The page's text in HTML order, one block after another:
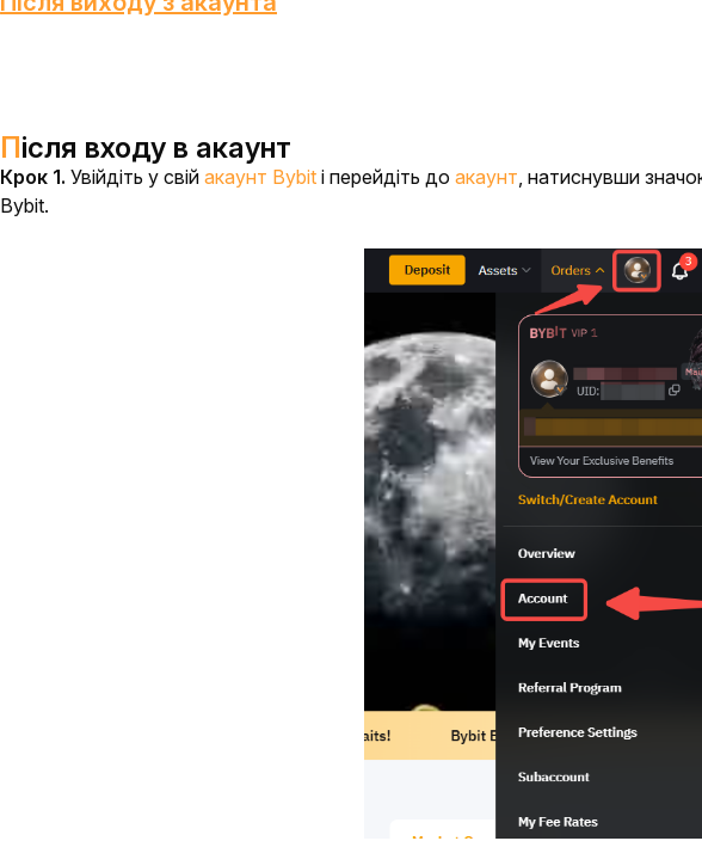
​Після входу в акаунт
Крок 1. Увійдіть у свій акаунт Bybit і перейдіть до акаунт, натиснувши
Bybit.